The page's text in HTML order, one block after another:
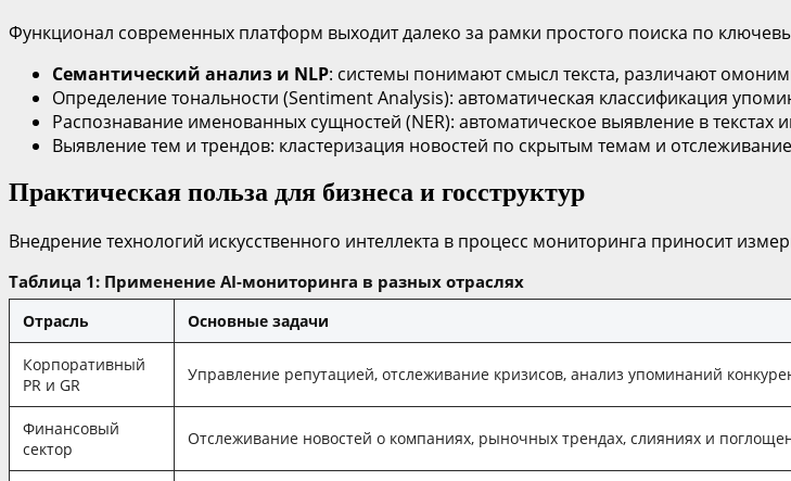
Функционал современных платформ выходит далеко за рамки простого поиска по
Семантический анализ и NLP: системы понимают смысл текста, различают
Определение тональности (Sentiment Analysis): автоматическая классификация
Распознавание именованных сущностей (NER): автоматическое выявление в
Выявление тем и трендов: кластеризация новостей по скрытым темам и
Практическая польза для бизнеса и госструктур
Внедрение технологий искусственного интеллекта в процесс мониторинга приносит
Таблица 1: Применение AI-мониторинга в разных отраслях
Отрасль Основные задачи
Корпоративный
PR и GR
Управление репутацией, отслеживание кризисов, анализ упоминаний
Финансовый
сектор
Отслеживание новостей о компаниях, рыночных трендах, слияниях и